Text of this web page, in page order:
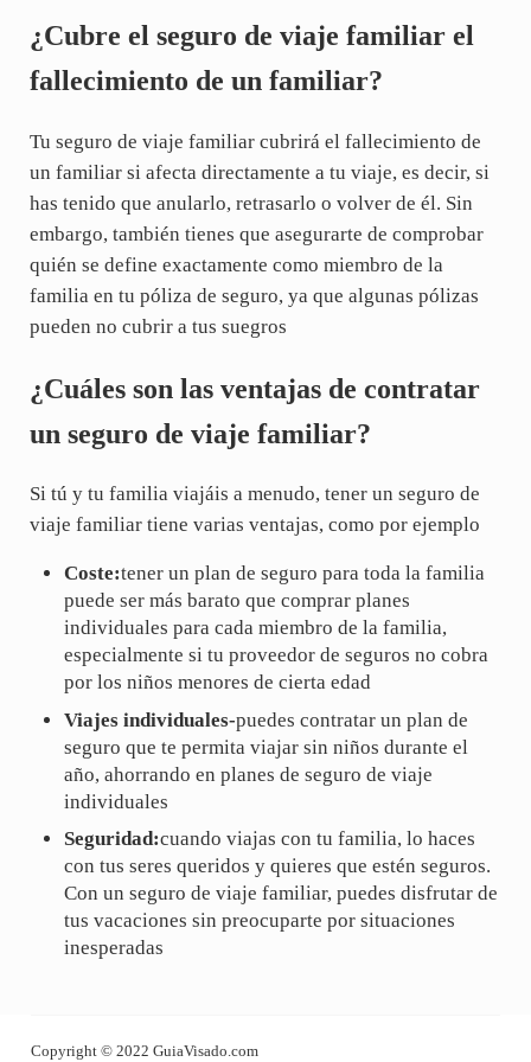
¿Cubre el seguro de viaje familiar el
fallecimiento de un familiar?
Tu seguro de viaje familiar cubrirá el fallecimiento de
un familiar si afecta directamente a tu viaje, es decir, si
has tenido que anularlo, retrasarlo o volver de él. Sin
embargo, también tienes que asegurarte de comprobar
quién se define exactamente como miembro de la
familia en tu póliza de seguro, ya que algunas pólizas
pueden no cubrir a tus suegros
¿Cuáles son las ventajas de contratar
un seguro de viaje familiar?
Si tú y tu familia viajáis a menudo, tener un seguro de
viaje familiar tiene varias ventajas, como por ejemplo
Coste:tener un plan de seguro para toda la familia
puede ser más barato que comprar planes
individuales para cada miembro de la familia,
especialmente si tu proveedor de seguros no cobra
por los niños menores de cierta edad
Viajes individuales-puedes contratar un plan de
seguro que te permita viajar sin niños durante el
año, ahorrando en planes de seguro de viaje
individuales
Seguridad:cuando viajas con tu familia, lo haces
con tus seres queridos y quieres que estén seguros.
Con un seguro de viaje familiar, puedes disfrutar de
tus vacaciones sin preocuparte por situaciones
inesperadas
Copyright © 2022 GuiaVisado.com